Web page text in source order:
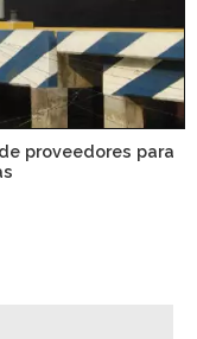
proveedores para